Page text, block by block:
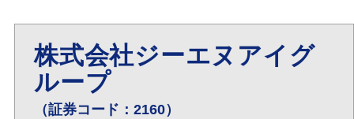
株式会社ジーエヌアイグ
ループ
（証券コード：2160）